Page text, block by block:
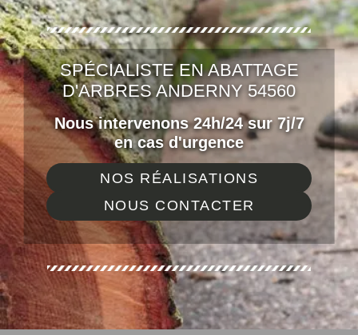
SPÉCIALISTE EN ABATTAGE
D'ARBRES ANDERNY 54560
Nous intervenons 24h/24 sur 7j/7
en cas d'urgence
NOS RÉALISATIONS
NOUS CONTACTER